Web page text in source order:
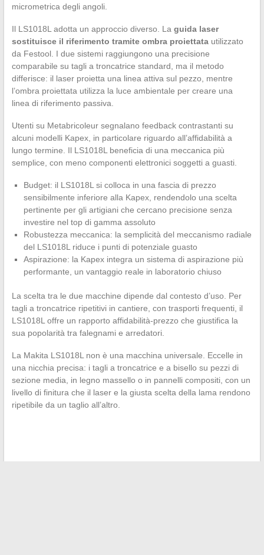
micrometrica degli angoli.
Il LS1018L adotta un approccio diverso. La guida laser
sostituisce il riferimento tramite ombra proiettatautilizzato
da Festool. I due sistemi raggiungono una precisione
comparabile su tagli a troncatrice standard, ma il metodo
differisce: il laser proietta una linea attiva sul pezzo, mentre
l’ombra proiettata utilizza la luce ambientale per creare una
linea di riferimento passiva.
Utenti su Metabricoleur segnalano feedback contrastanti su
alcuni modelli Kapex, in particolare riguardo all’affidabilità a
lungo termine. Il LS1018L beneficia di una meccanica più
semplice, con meno componenti elettronici soggetti a guasti.
Budget: il LS1018L si colloca in una fascia di prezzo
sensibilmente inferiore alla Kapex, rendendolo una scelta
pertinente per gli artigiani che cercano precisione senza
investire nel top di gamma assoluto
Robustezza meccanica: la semplicità del meccanismo radiale
del LS1018L riduce i punti di potenziale guasto
Aspirazione: la Kapex integra un sistema di aspirazione più
performante, un vantaggio reale in laboratorio chiuso
La scelta tra le due macchine dipende dal contesto d’uso. Per
tagli a troncatrice ripetitivi in cantiere, con trasporti frequenti, il
LS1018L offre un rapporto affidabilità-prezzo che giustifica la
sua popolarità tra falegnami e arredatori.
La Makita LS1018L non è una macchina universale. Eccelle in
una nicchia precisa: i tagli a troncatrice e a bisello su pezzi di
sezione media, in legno massello o in pannelli compositi, con un
livello di finitura che il laser e la giusta scelta della lama rendono
ripetibile da un taglio all’altro.